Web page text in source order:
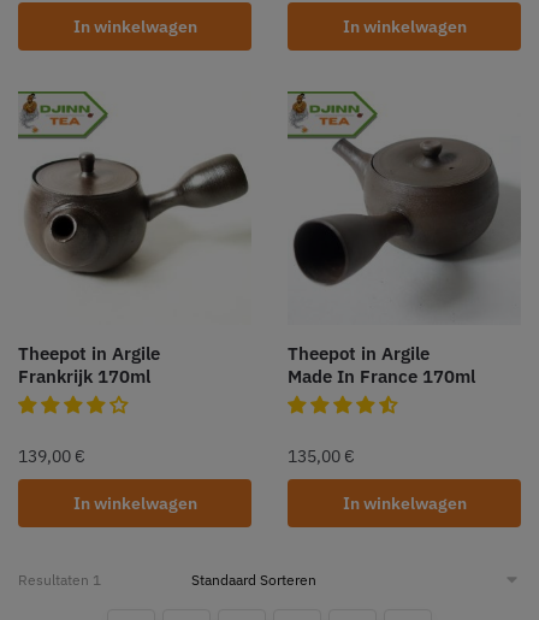
In winkelwagen In winkelwagen
Theepot in Argile
Frankrijk 170ml
139,00 €
In winkelwagen
Theepot in Argile
Made In France 170ml
135,00 €
In winkelwagen
Resultaten 1